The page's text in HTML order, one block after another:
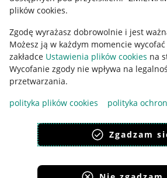
plików cookies.
Zgodę wyrażasz dobrowolnie i jest
Możesz ją w każdym momencie
zakładce Ustawienia plików cookies na
Wycofanie zgody nie wpływa na
przetwarzania.
polityka plików cookies
polityka
Zgadzam
Informacje dla Aktu o Usługach
Pobierz aplikację